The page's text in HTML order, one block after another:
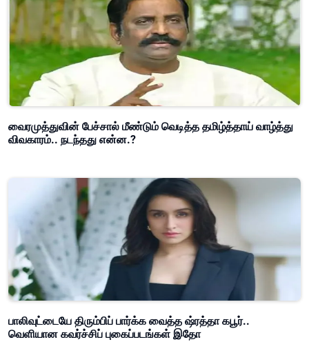
வைரமுத்துவின் பேச்சால் மீண்டும் வெடித்த தமிழ்த்தாய் வாழ்த்து
விவகாரம்.. நடந்தது என்ன.?
பாலிவுட்டையே திரும்பிப் பார்க்க வைத்த ஷ்ரத்தா கபூர்..
வெளியான கவர்ச்சிப் புகைப்படங்கள் இதோ